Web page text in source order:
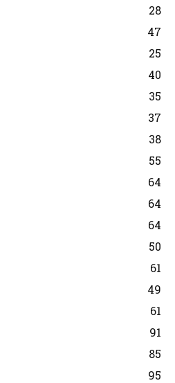
28
47
25
40
35
37
38
55
64
64
64
50
61
49
61
91
85
95